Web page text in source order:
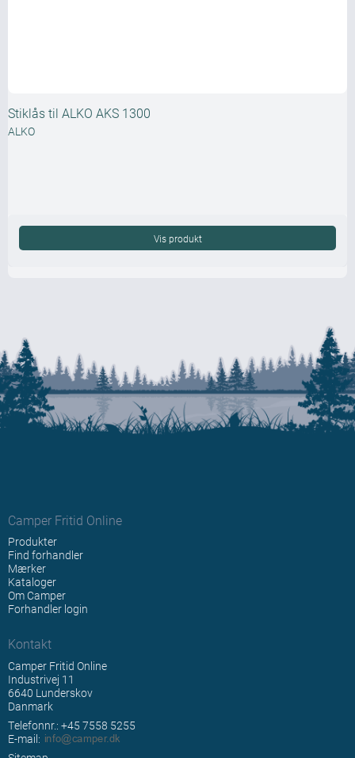
Stiklås til ALKO AKS 1300
ALKO
Vis produkt
Camper Fritid Online
Produkter
Find forhandler
Mærker
Kataloger
Om Camper
Forhandler login
Kontakt
Camper Fritid Online
Industrivej 11
6640 Lunderskov
Danmark
Telefonnr.: +45 7558 5255
E-mail: